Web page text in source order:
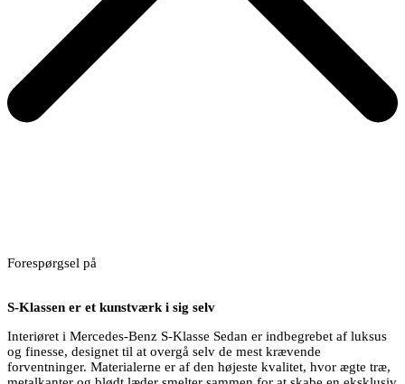
Forespørgsel på
S-Klassen er et kunstværk i sig selv
Interiøret i Mercedes-Benz S-Klasse Sedan er indbegrebet af luksus
og finesse, designet til at overgå selv de mest krævende
forventninger. Materialerne er af den højeste kvalitet, hvor ægte træ,